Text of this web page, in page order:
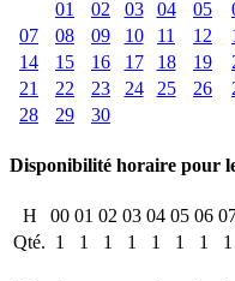
01
02 03 04 05
07
08 09 10 11 12
14
15 16 17 18 19
21
22 23 24 25 26
28
29 30
Disponibilité horaire pour
H 00 01 02 03 04 05 06
Qté. 1 1 1 1 1 1 1 1